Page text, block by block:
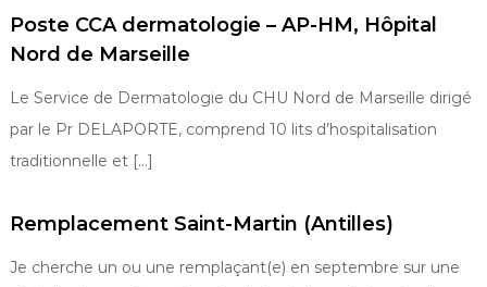
Poste CCA dermatologie – AP-HM, Hôpital
Nord de Marseille
Le Service de Dermatologie du CHU Nord de Marseille dirigé
par le Pr DELAPORTE, comprend 10 lits d’hospitalisation
traditionnelle et […]
Remplacement Saint-Martin (Antilles)
Je cherche un ou une remplaçant(e) en septembre sur une